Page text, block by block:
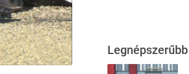
Legnépszerűbb